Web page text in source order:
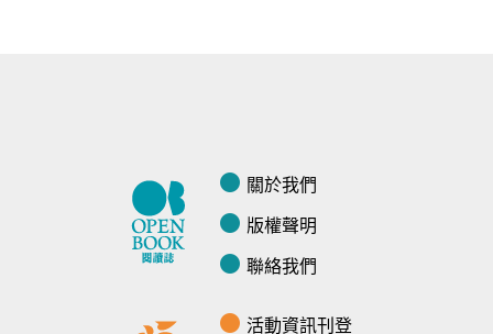
關於我們
版權聲明
聯絡我們
活動資訊刊登